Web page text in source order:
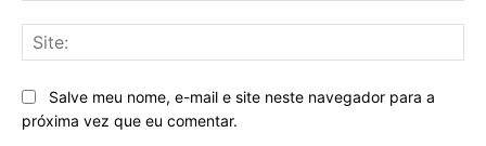
Salve meu nome, e-mail e site neste navegador para a
próxima vez que eu comentar.